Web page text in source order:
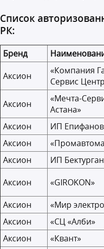
Список
РК:
Бренд
Аксион
«Компания
Сервис
Аксион
«Мечта-
Астана»
Аксион
ИП
Аксион
Аксион
ИП
Аксион
«GIROKON»
Аксион
«Мир
Аксион
«СЦ «Алби»
Аксион
«Квант»